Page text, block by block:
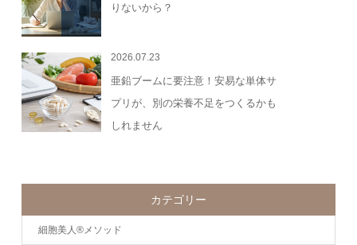
りないから？
2026.07.23
亜鉛ブームに要注意！安易な単体サ
プリが、別の栄養不足をつくるかも
しれません
カテゴリー
細胞美人®メソッド